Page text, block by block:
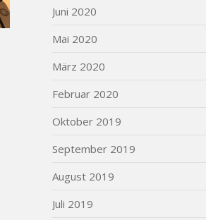
Juni 2020
Mai 2020
März 2020
Februar 2020
Oktober 2019
September 2019
August 2019
Juli 2019